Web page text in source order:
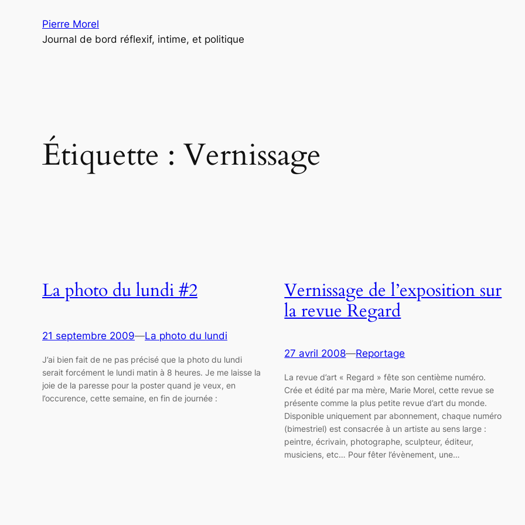
Pierre Morel
Journal de bord réflexif, intime, et politique
Étiquette : Vernissage
La photo du lundi #2
21 septembre 2009—La photo du lundi
J’ai bien fait de ne pas précisé que la photo du lundi
serait forcément le lundi matin à 8 heures. Je me laisse la
joie de la paresse pour la poster quand je veux, en
l’occurence, cette semaine, en fin de journée :
Vernissage de l’exposition sur
la revue Regard
27 avril 2008—Reportage
La revue d’art « Regard » fête son centième numéro.
Crée et édité par ma mère, Marie Morel, cette revue se
présente comme la plus petite revue d’art du monde.
Disponible uniquement par abonnement, chaque numéro
(bimestriel) est consacrée à un artiste au sens large :
peintre, écrivain, photographe, sculpteur, éditeur,
musiciens, etc… Pour fêter l’évènement, une…